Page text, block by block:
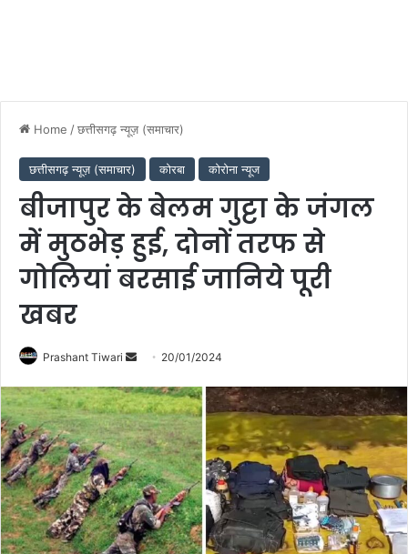
Home /छत्तीसगढ़ न्यूज़ (समाचार)
छत्तीसगढ़ न्यूज़ (समाचार) कोरबा कोरोना न्यूज
बीजापुर के बेलम गुट्टा के जंगल
में मुठभेड़ हुई, दोनों तरफ से
गोलियां बरसाई जानिये पूरी
खबर
Prashant Tiwari
Send
email
20/01/2024